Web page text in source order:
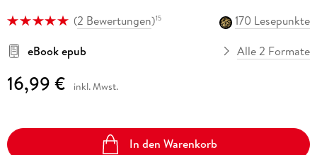
(2 Bewertungen)15
170 Lesepunkte
eBook epub
Alle 2 Formate
16,99 € inkl. Mwst.
In den Warenkorb